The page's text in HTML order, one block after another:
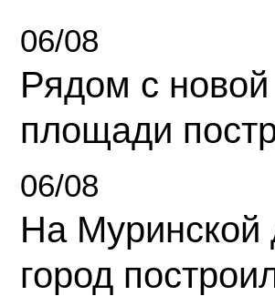
06/08
Рядом с
площади
06/08
На Муринской
город